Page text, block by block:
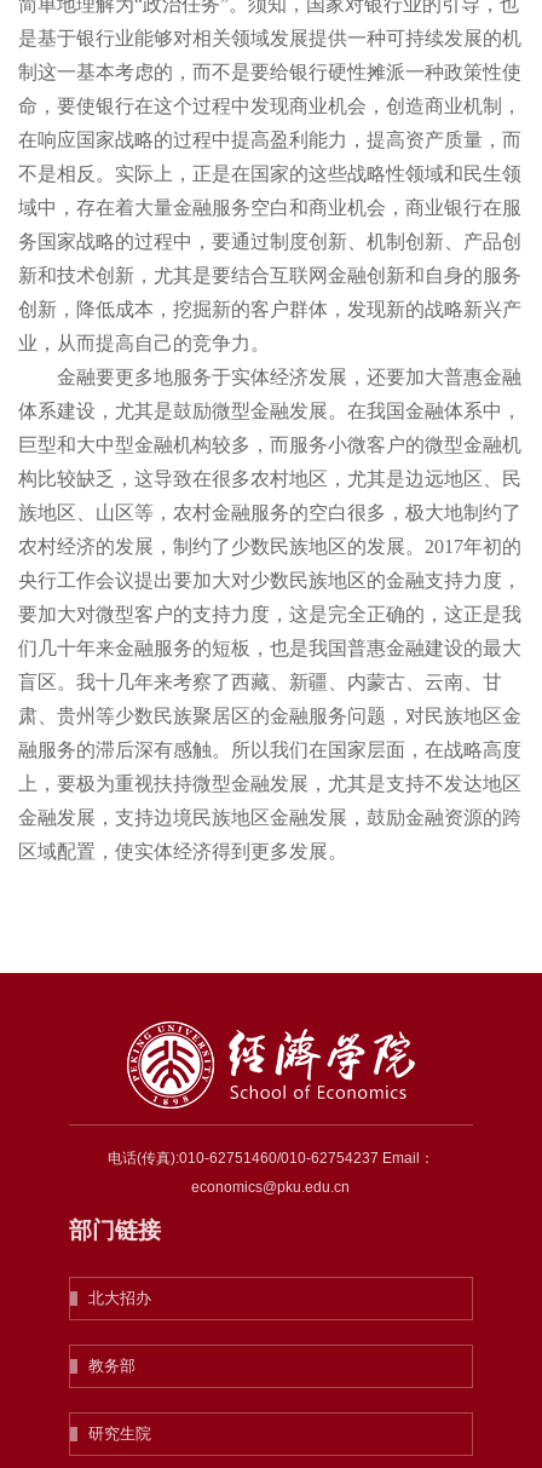
简单地理解为“政治任务”。须知，国家对银行业的引导，也
是基于银行业能够对相关领域发展提供一种可持续发展的机
制这一基本考虑的，而不是要给银行硬性摊派一种政策性使
命，要使银行在这个过程中发现商业机会，创造商业机制，
在响应国家战略的过程中提高盈利能力，提高资产质量，而
不是相反。实际上，正是在国家的这些战略性领域和民生领
域中，存在着大量金融服务空白和商业机会，商业银行在服
务国家战略的过程中，要通过制度创新、机制创新、产品创
新和技术创新，尤其是要结合互联网金融创新和自身的服务
创新，降低成本，挖掘新的客户群体，发现新的战略新兴产
业，从而提高自己的竞争力。
金融要更多地服务于实体经济发展，还要加大普惠金融
体系建设，尤其是鼓励微型金融发展。在我国金融体系中，
巨型和大中型金融机构较多，而服务小微客户的微型金融机
构比较缺乏，这导致在很多农村地区，尤其是边远地区、民
族地区、山区等，农村金融服务的空白很多，极大地制约了
农村经济的发展，制约了少数民族地区的发展。2017年初的
央行工作会议提出要加大对少数民族地区的金融支持力度，
要加大对微型客户的支持力度，这是完全正确的，这正是我
们几十年来金融服务的短板，也是我国普惠金融建设的最大
盲区。我十几年来考察了西藏、新疆、内蒙古、云南、甘
肃、贵州等少数民族聚居区的金融服务问题，对民族地区金
融服务的滞后深有感触。所以我们在国家层面，在战略高度
上，要极为重视扶持微型金融发展，尤其是支持不发达地区
金融发展，支持边境民族地区金融发展，鼓励金融资源的跨
区域配置，使实体经济得到更多发展。
电话(传真):010-62751460/010-62754237 Email：
economics@pku.edu.cn
部门链接
北大招办
教务部
研究生院